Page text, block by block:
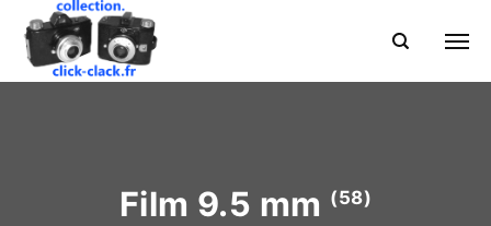
Film 9.5 mm (58)